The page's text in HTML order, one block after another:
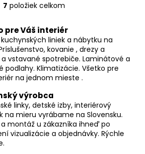
O
l
á
d
a
c
e
p
r
v
7 položiek celkom
pre Váš interiér
liniek a nábytku na
kovanie , drezy a
vstavané spotrebiče. Laminátové a
podlahy. Klimatizácie. Všetko pre
na jednom mieste .
výrobca
linky, detské izby, interiérový
na mieru vyrábame na Slovensku.
montáž u zákazníka ihneď po
vizualizácie a objednávky. Rýchle